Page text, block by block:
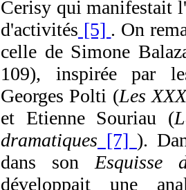
Cerisy qui manifestait
d'activités [5] . On
celle de Simone
109), inspirée par
Georges Polti (Les
et Etienne Souriau (
dramatiques [7] ).
dans son
développait une